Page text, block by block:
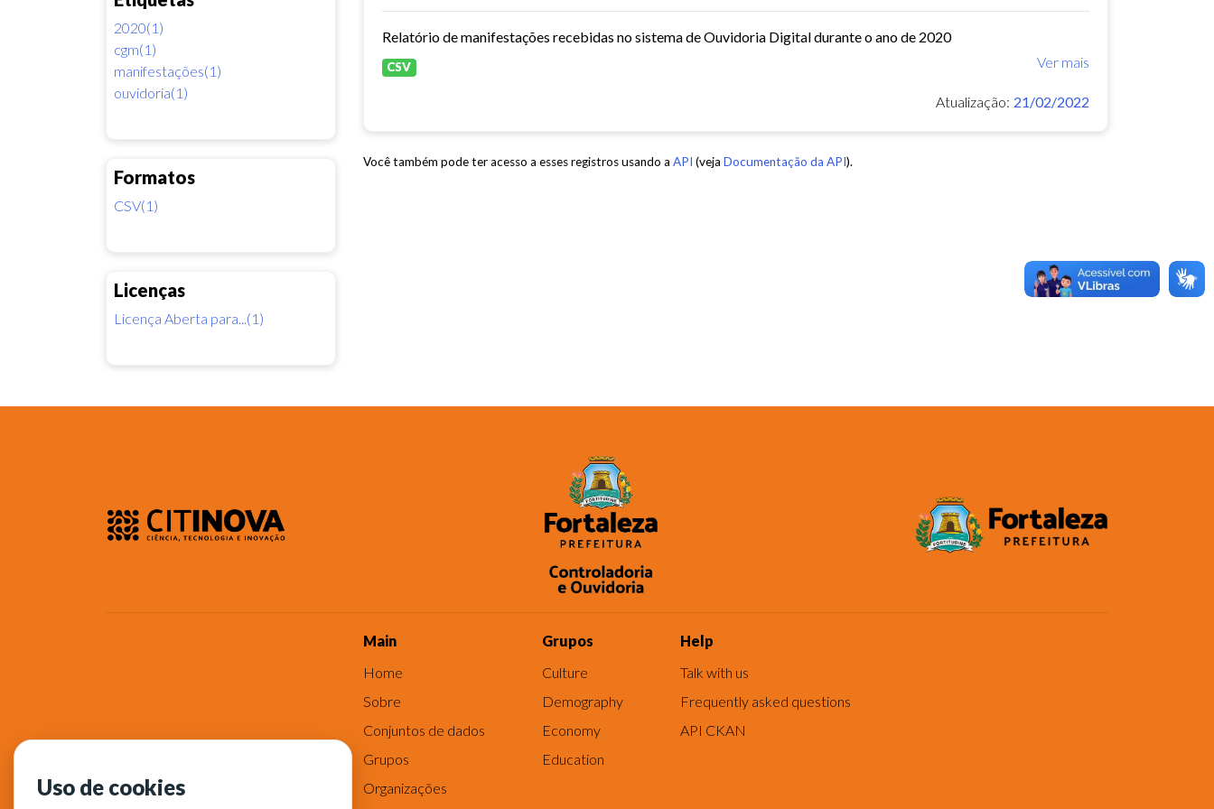
2020(1)
cgm(1)
manifestações(1)
ouvidoria(1)
Formatos
CSV(1)
Licenças
Licença Aberta para...(1)
Relatório de manifestações recebidas no sistema de Ouvidoria Digital durante o ano de 2020
Ver mais
CSV
Atualização: 21/02/2022
Você também pode ter acesso a esses registros usando a API (veja Documentação da API).
Main
Home
Sobre
Conjuntos de dados
Grupos
Organizações
Grupos
Culture
Demography
Economy
Education
Help
Talk with us
Frequently asked questions
API CKAN
Uso de cookies